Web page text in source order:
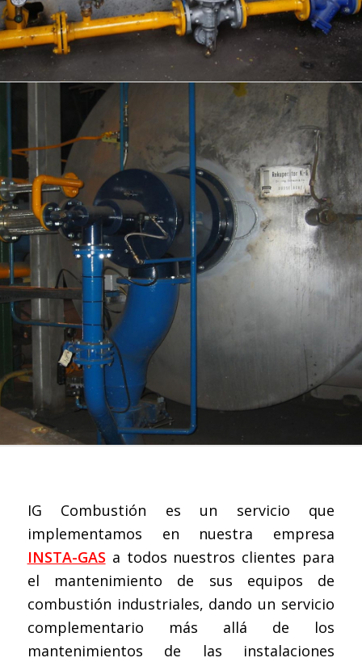
IG Combustión es un servicio que
implementamos en nuestra empresa
INSTA-GAS a todos nuestros clientes para
el mantenimiento de sus equipos de
combustión industriales, dando un servicio
complementario más allá de los
mantenimientos de las instalaciones